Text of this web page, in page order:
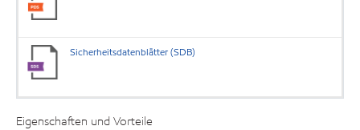
Sicherheitsdatenblätter (SDB)
Eigenschaften und Vorteile